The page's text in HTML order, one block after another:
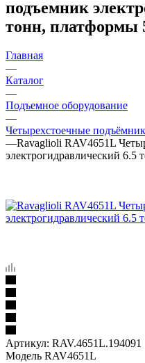
подъемник
тонн, платформы
Главная
—
Каталог
—
Подъемное оборудование
—
Четырехстоечные
—Ravaglioli RAV4651L
электрогидравлический
Артикул: RAV.4651L.194091
Модель RAV4651L